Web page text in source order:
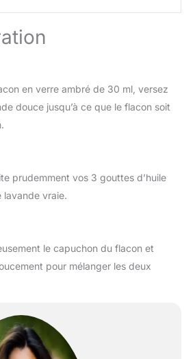
en verre ambré de 30 ml, versez
douce jusqu’à ce que le flacon soit
prudemment vos 3 gouttes d’huile
lavande vraie.
le capuchon du flacon et
pour mélanger les deux